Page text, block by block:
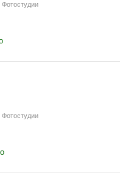
Фотостудии
Фотостудии